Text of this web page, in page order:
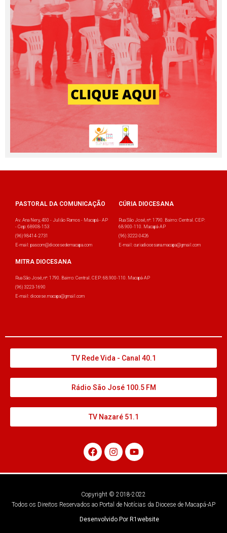
PASTORAL DA COMUNICAÇÃO
Av. Ana Nery, 400 - Julião Ramos - Macapá - AP
- Cep: 68908-153
(96) 98414-2731
E-mail: pascom@diocesedemacapa.com
CÚRIA DIOCESANA
Rua São José, nº: 1790. Bairro: Central. CEP:
68.900-110. Macapá-AP
(96) 3222-0426
E-mail: curiadiocesana.macapa@gmail.com
MITRA DIOCESANA
Rua São José, nº: 1790. Bairro: Central. CEP: 68.900-110. Macapá-AP
(96) 3223-1690
E-mail: diocese.macapa@gmail.com
TV Rede Vida - Canal 40.1
Rádio São José 100.5 FM
TV Nazaré 51.1
Copyright © 2018-2022
Todos os Direitos Reservados ao Portal de Notícias da Diocese de Macapá-AP
Desenvolvido Por R1website